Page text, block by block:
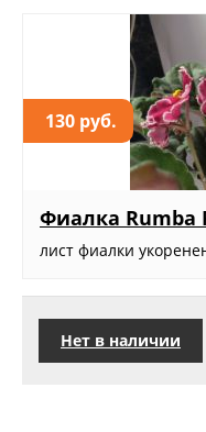
130 руб.
Фиалка Rumba
лист фиалки
Нет в наличии